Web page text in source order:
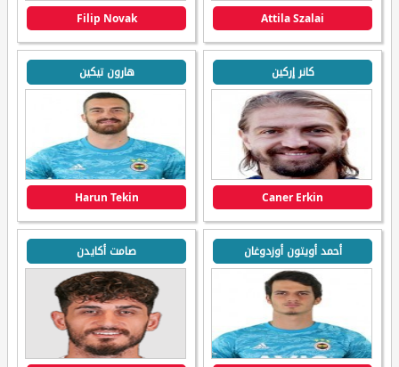
Attila Szalai
Filip Novak
كانر إركين
Caner Erkin
هارون تيكين
Harun Tekin
أحمد أويتون أوزدوغان صامت أكايدن